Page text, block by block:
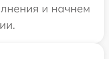
и начнем